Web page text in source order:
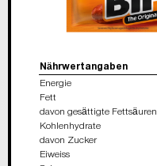
Nährwertangaben
Energie
Fett
davon gesättigte Fettsäuren
Kohlenhydrate
davon Zucker
Eiweiss